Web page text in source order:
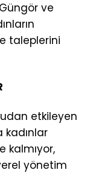
ve
taleplerini
etkileyen
kadınlar
kalmıyor,
yönetim